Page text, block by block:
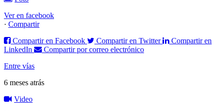
Ver en facebook
· Compartir
Compartir en Facebook
Compartir en Twitter
Compartir en
LinkedIn
Compartir por correo electrónico
Entre vías
6 meses atrás
Video